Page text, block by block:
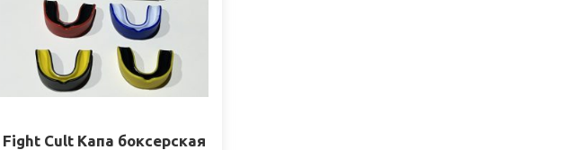
Fight Cult Капа боксерская